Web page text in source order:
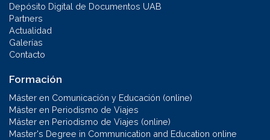
Depósito Digital de Documentos UAB
Partners
Actualidad
Galerías
Contacto
Formación
Máster en Comunicación y Educación (online)
Máster en Periodismo de Viajes
Máster en Periodismo de Viajes (online)
Master's Degree in Communication and Education online